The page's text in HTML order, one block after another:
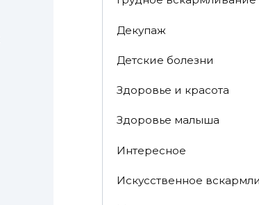
Декупаж
Детские болезни
Здоровье и красота
Здоровье малыша
Интересное
Искусственное